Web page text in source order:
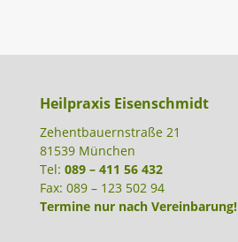
Heilpraxis Eisenschmidt
Zehentbauernstraße 21
81539 München
Tel: 089 – 411 56 432
Fax: 089 – 123 502 94
Termine nur nach Vereinbarung!